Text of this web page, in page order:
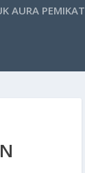
AURA PEMIKAT